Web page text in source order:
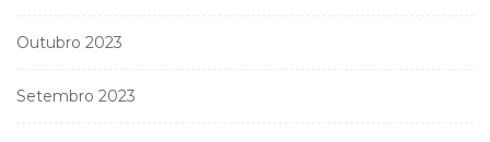
Outubro 2023
Setembro 2023